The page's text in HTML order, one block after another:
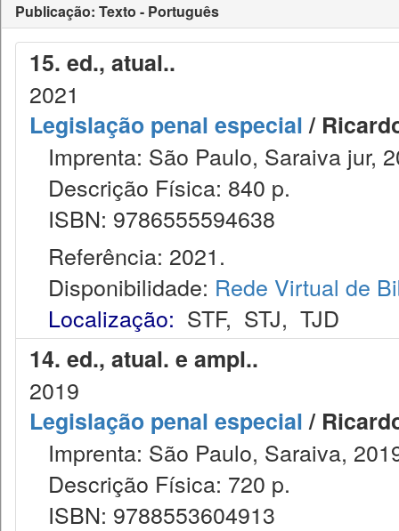
Publicação: Texto - Português
15. ed., atual..
2021
Legislação penal especial/
Imprenta: São Paulo, Saraiva jur,
Descrição Física: 840 p.
ISBN: 9786555594638
Referência: 2021.
Disponibilidade: Rede Virtual de
Localização: STF, STJ, TJD
14. ed., atual. e ampl..
2019
Legislação penal especial/
Imprenta: São Paulo, Saraiva,
Descrição Física: 720 p.
ISBN: 9788553604913